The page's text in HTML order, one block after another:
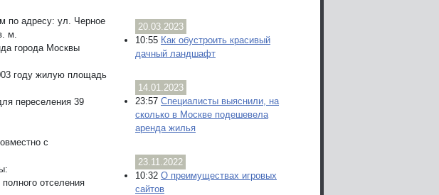
по адресу: ул. Черное
м.
города Москвы
году жилую площадь
переселения 39
с
отселения
20.03.2023
10:55 Как обустроить красивый
дачный ландшафт
14.01.2023
23:57 Специалисты выяснили, на
сколько в Москве подешевела
аренда жилья
23.11.2022
10:32 О преимуществах игровых
сайтов